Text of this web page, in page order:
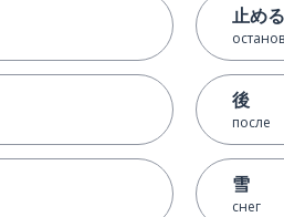
止める
後
после
雪
снег